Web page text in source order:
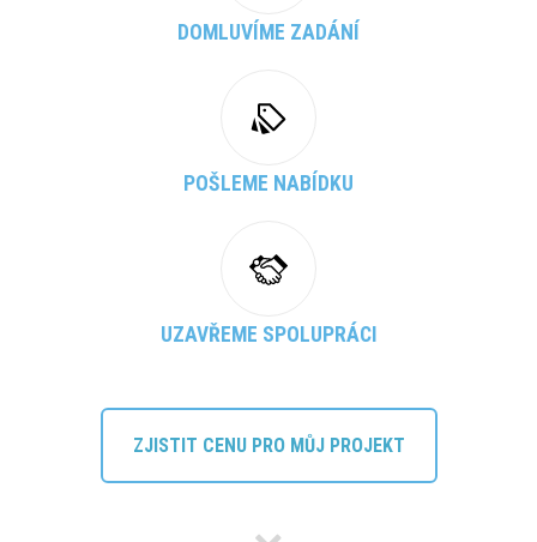
DOMLUVÍME ZADÁNÍ
POŠLEME NABÍDKU
UZAVŘEME SPOLUPRÁCI
ZJISTIT CENU PRO MŮJ PROJEKT